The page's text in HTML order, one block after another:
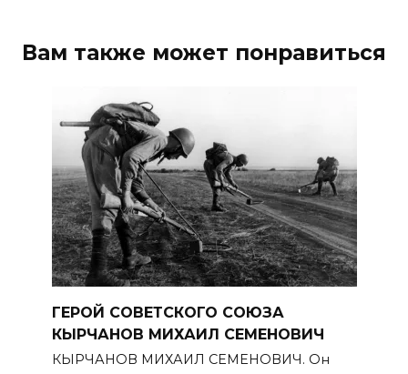
Вам также может понравиться
ГЕРОЙ СОВЕТСКОГО СОЮЗА
КЫРЧАНОВ МИХАИЛ СЕМЕНОВИЧ
КЫРЧАНОВ МИХАИЛ СЕМЕНОВИЧ. Он